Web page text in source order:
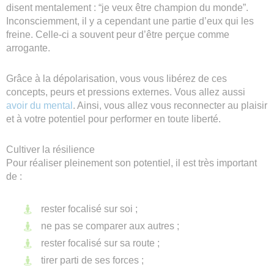
disent mentalement : “je veux être champion du monde”.
Inconsciemment, il y a cependant une partie d’eux qui les
freine. Celle-ci a souvent peur d’être perçue comme
arrogante.
Grâce à la dépolarisation, vous vous libérez de ces
concepts, peurs et pressions externes. Vous allez aussi
avoir du mental . Ainsi, vous allez vous reconnecter au plaisir
et à votre potentiel pour performer en toute liberté.
Cultiver la résilience
Pour réaliser pleinement son potentiel, il est très important
de :
rester focalisé sur soi ;
ne pas se comparer aux autres ;
rester focalisé sur sa route ;
tirer parti de ses forces ;